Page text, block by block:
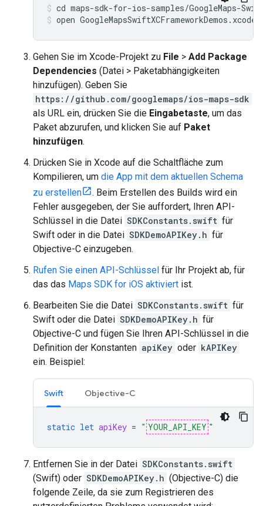
open
Gehen Sie im Xcode-Projekt zu File > Add Package
Dependencies (Datei > Paketabhängigkeiten
hinzufügen). Geben Sie
https://github.com/googlemaps/ios-maps-sdk
als URL ein, drücken Sie die Eingabetaste, um das
Paket abzurufen, und klicken Sie auf Paket
hinzufügen.
Drücken Sie in Xcode auf die Schaltfläche zum
Kompilieren, um die App mit dem aktuellen Schema
zu erstellen
. Beim Erstellen des Builds wird ein
Fehler ausgegeben, der Sie auffordert, Ihren API-
Schlüssel in die Datei SDKConstants.swift für
Swift oder in die Datei SDKDemoAPIKey.h für
Objective-C einzugeben.
Rufen Sie einen API-Schlüssel für Ihr Projekt ab, für
das das Maps SDK for iOS aktiviert ist.
Bearbeiten Sie die Datei SDKConstants.swift für
Swift oder die Datei SDKDemoAPIKey.h für
Objective-C und fügen Sie Ihren API-Schlüssel in die
Definition der Konstanten apiKey oder kAPIKey
ein. Beispiel:
Swift Objective-C
static let apiKey = " YOUR_API_KEY "
Entfernen Sie in der Datei SDKConstants.swift
(Swift) oder SDKDemoAPIKey.h (Objective-C) die
folgende Zeile, da sie zum Registrieren des